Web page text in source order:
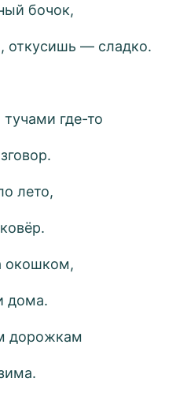
бочок,
откусишь — сладко.
где-то
лето,
окошком,
дома.
дорожкам